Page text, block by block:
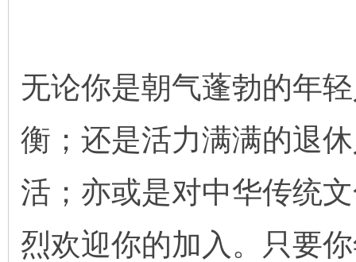
无论你是朝气蓬勃的年
衡；还是活力满满的退
活；亦或是对中华传统
烈欢迎你的加入。只要